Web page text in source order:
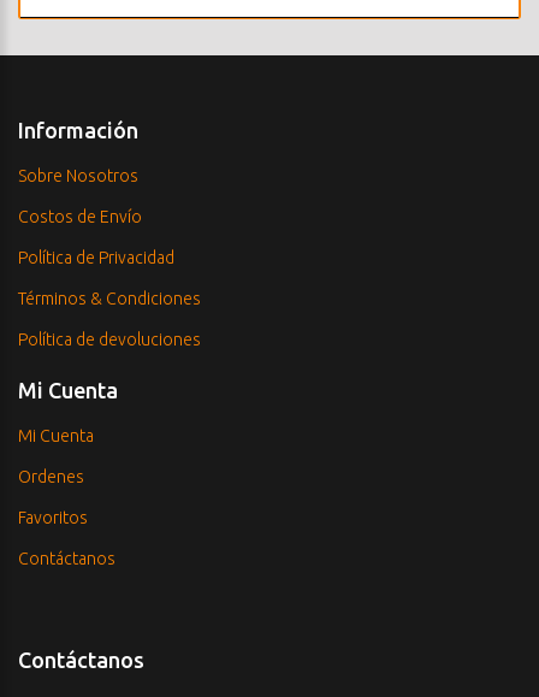
Información
Sobre Nosotros
Costos de Envío
Política de Privacidad
Términos & Condiciones
Política de devoluciones
Mi Cuenta
Mi Cuenta
Ordenes
Favoritos
Contáctanos
Contáctanos